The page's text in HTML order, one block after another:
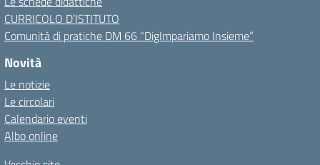
CURRICOLO D’ISTITUTO
Comunità di pratiche DM 66 “DigImpariamo Insieme”
Novità
Le notizie
Le circolari
Calendario eventi
Albo online